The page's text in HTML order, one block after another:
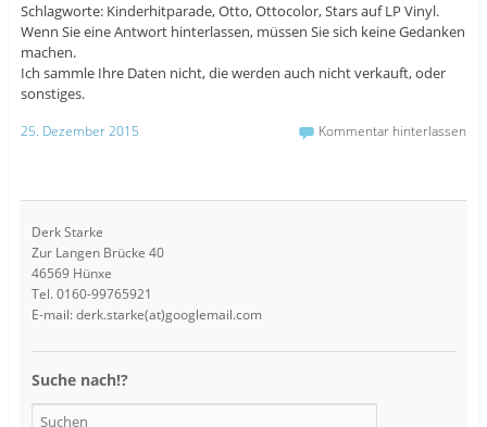
Schlagworte: Kinderhitparade, Otto, Ottocolor, Stars auf LP Vinyl.
Wenn Sie eine Antwort hinterlassen, müssen Sie sich keine Gedanken
machen.
Ich sammle Ihre Daten nicht, die werden auch nicht verkauft, oder
sonstiges.
25. Dezember 2015 Kommentar hinterlassen
Derk Starke
Zur Langen Brücke 40
46569 Hünxe
Tel. 0160-99765921
E-mail: derk.starke(at)googlemail.com
Suche nach!?